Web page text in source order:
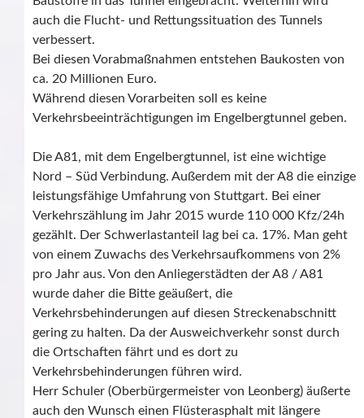
auch die Flucht- und Rettungssituation des Tunnels
verbessert.
Bei diesen Vorabmaßnahmen entstehen Baukosten von
ca. 20 Millionen Euro.
Während diesen Vorarbeiten soll es keine
Verkehrsbeeinträchtigungen im Engelbergtunnel geben.
Die A81, mit dem Engelbergtunnel, ist eine wichtige
Nord – Süd Verbindung. Außerdem mit der A8 die einzige
leistungsfähige Umfahrung von Stuttgart. Bei einer
Verkehrszählung im Jahr 2015 wurde 110 000 Kfz/24h
gezählt. Der Schwerlastanteil lag bei ca. 17%. Man geht
von einem Zuwachs des Verkehrsaufkommens von 2%
pro Jahr aus. Von den Anliegerstädten der A8 / A81
wurde daher die Bitte geäußert, die
Verkehrsbehinderungen auf diesen Streckenabschnitt
gering zu halten. Da der Ausweichverkehr sonst durch
die Ortschaften fährt und es dort zu
Verkehrsbehinderungen führen wird.
Herr Schuler (Oberbürgermeister von Leonberg) äußerte
auch den Wunsch einen Flüsterasphalt mit längere